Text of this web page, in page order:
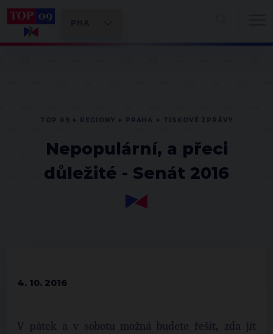
Nepopulární, a přeci
důležité - Senát 2016
4. 10. 2016
V pátek a v sobotu možná budete řešit, zda jít